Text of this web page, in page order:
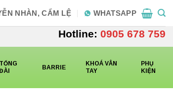
NHÀN, CẨM LỆ WHATSAPP
Hotline: 0905 678 759
TỔNG
BARRIE
KHOÁ VÂN
TAY
PHỤ
KIỆN